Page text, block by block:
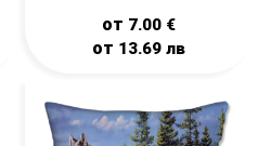
от 7.00 €
от 13.69лв